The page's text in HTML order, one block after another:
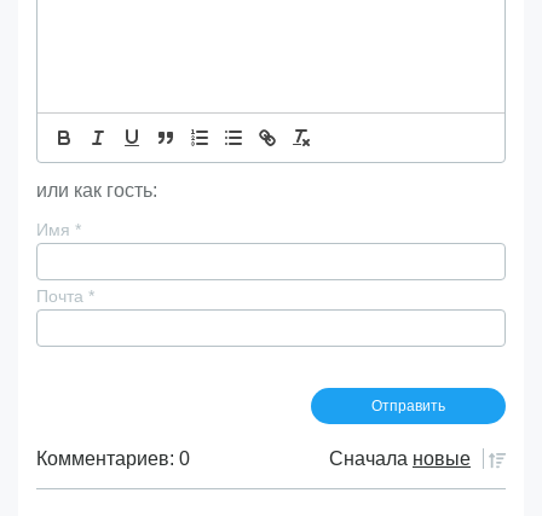
или как гость:
Имя *
Почта *
Комментариев: 0 Сначала новые